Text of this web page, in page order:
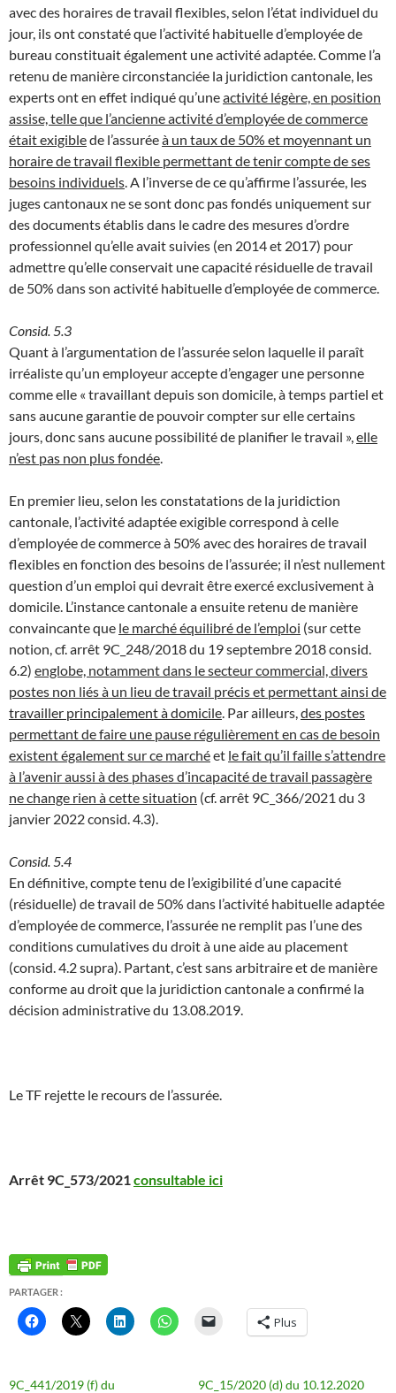
avec des horaires de travail flexibles, selon l’état individuel du
jour, ils ont constaté que l’activité habituelle d’employée de
bureau constituait également une activité adaptée. Comme l’a
retenu de manière circonstanciée la juridiction cantonale, les
experts ont en effet indiqué qu’uneactivité légère, en position
assise, telle que l’ancienne activité d’employée de commerce
était exigiblede l’assuréeà un taux de 50% et moyennant un
horaire de travail flexible permettant de tenir compte de ses
besoins individuels . A l’inverse de ce qu’affirme l’assurée, les
juges cantonaux ne se sont donc pas fondés uniquement sur
des documents établis dans le cadre des mesures d’ordre
professionnel qu’elle avait suivies (en 2014 et 2017) pour
admettre qu’elle conservait une capacité résiduelle de travail
de 50% dans son activité habituelle d’employée de commerce.
Consid. 5.3
Quant à l’argumentation de l’assurée selon laquelle il paraît
irréaliste qu’un employeur accepte d’engager une personne
comme elle « travaillant depuis son domicile, à temps partiel et
sans aucune garantie de pouvoir compter sur elle certains
jours, donc sans aucune possibilité de planifier le travail », elle
n’est pas non plus fondée
En premier lieu, selon les constatations de la juridiction
cantonale, l’activité adaptée exigible correspond à celle
d’employée de commerce à 50% avec des horaires de travail
flexibles en fonction des besoins de l’assurée; il n’est nullement
question d’un emploi qui devrait être exercé exclusivement à
domicile. L’instance cantonale a ensuite retenu de manière
convaincante que le marché équilibré de l’emploi (sur cette
notion, cf. arrêt 9C_248/2018 du 19 septembre 2018 consid.
6.2) englobe, notamment dans le secteur commercial, divers
postes non liés à un lieu de travail précis et permettant ainsi de
travailler principalement à domicile . Par ailleurs, des postes
permettant de faire une pause régulièrement en cas de besoin
existent également sur ce marchéet le fait qu’il faille s’attendre
à l’avenir aussi à des phases d’incapacité de travail passagère
ne change rien à cette situation (cf. arrêt 9C_366/2021 du 3
janvier 2022 consid. 4.3).
Consid. 5.4
En définitive, compte tenu de l’exigibilité d’une capacité
(résiduelle) de travail de 50% dans l’activité habituelle adaptée
d’employée de commerce, l’assurée ne remplit pas l’une des
conditions cumulatives du droit à une aide au placement
(consid. 4.2 supra). Partant, c’est sans arbitraire et de manière
conforme au droit que la juridiction cantonale a confirmé la
décision administrative du 13.08.2019.
Le TF rejette le recours de l’assurée.
Arrêt 9C_573/2021 consultable ici
PARTAGER :
Plus
9C_441/2019 (f) du
9C_15/2020 (d) du 10.12.2020